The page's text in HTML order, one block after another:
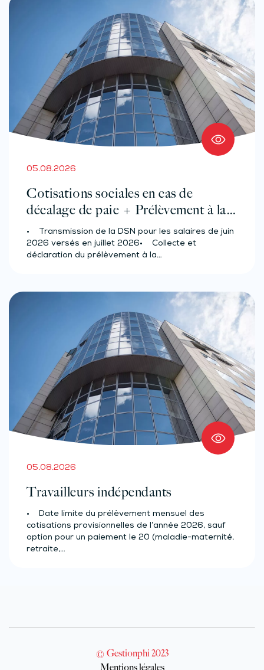
05.08.2026
Cotisations sociales en cas de
décalage de paie + Prélèvement à la
source des salariés et assimilés
(effectif d’au moins 50 salariés)
• Transmission de la DSN pour les salaires de juin
2026 versés en juillet 2026• Collecte et
déclaration du prélèvement à la…
05.08.2026
Travailleurs indépendants
• Date limite du prélèvement mensuel des
cotisations provisionnelles de l’année 2026, sauf
option pour un paiement le 20 (maladie-maternité,
retraite,…
© Gestionphi 2023
Mentions légales